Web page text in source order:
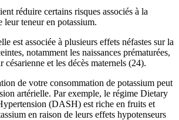
réduire certains risques associés à la
leur teneur en potassium.
est associée à plusieurs effets néfastes sur la
notamment les naissances prématurées,
césarienne et les décès maternels (24).
de votre consommation de potassium peut
artérielle. Par exemple, le régime Dietary
(DASH) est riche en fruits et
en raison de leurs effets hypotenseurs